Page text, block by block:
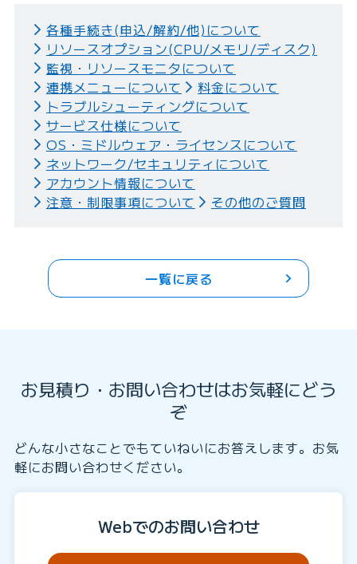
各種手続き(申込/解約/他)について
リソースオプション(CPU/メモリ/ディスク)
監視・リソースモニタについて
連携メニューについて
料金について
トラブルシューティングについて
サービス仕様について
OS・ミドルウェア・ライセンスについて
ネットワーク/セキュリティについて
アカウント情報について
注意・制限事項について
その他のご質問
一覧に戻る
お見積り・お問い合わせはお気軽にどう
ぞ
どんな小さなことでもていねいにお答えします。お気
軽にお問い合わせください。
Webでのお問い合わせ